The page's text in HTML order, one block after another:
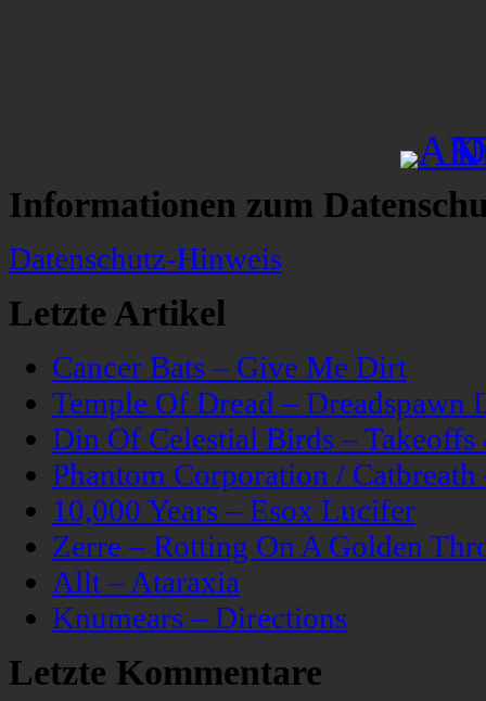
Informationen zum
Datenschutz-Hinweis
Letzte Artikel
Cancer Bats – Give Me Dirt
Temple Of Dread – Dreadspawn
Din Of Celestial Birds –
Phantom Corporation /
10,000 Years – Esox Lucifer
Zerre – Rotting On A Golden
Allt – Ataraxia
Knumears – Directions
Letzte Kommentare